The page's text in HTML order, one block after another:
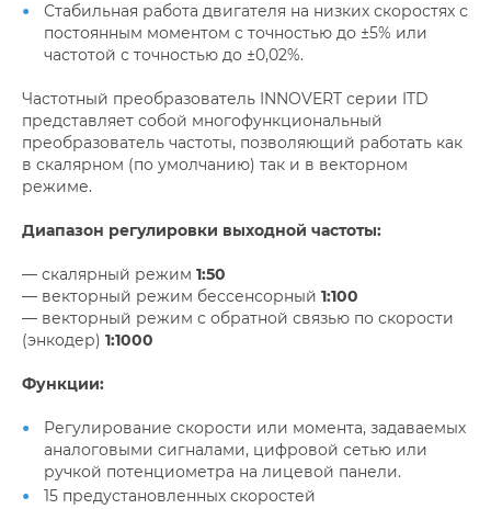
Стабильная работа двигателя на низких скоростях с
постоянным моментом с точностью до ±5% или
частотой с точностью до ±0,02%.
Частотный преобразователь INNOVERT серии ITD
представляет собой многофункциональный
преобразователь частоты, позволяющий работать как
в скалярном (по умолчанию) так и в векторном
режиме.
Диапазон регулировки выходной частоты:
— скалярный режим 1:50
— векторный режим бессенсорный 1:100
— векторный режим с обратной связью по скорости
(энкодер) 1:1000
Функции:
Регулирование скорости или момента, задаваемых
аналоговыми сигналами, цифровой сетью или
ручкой потенциометра на лицевой панели.
15 предустановленных скоростей